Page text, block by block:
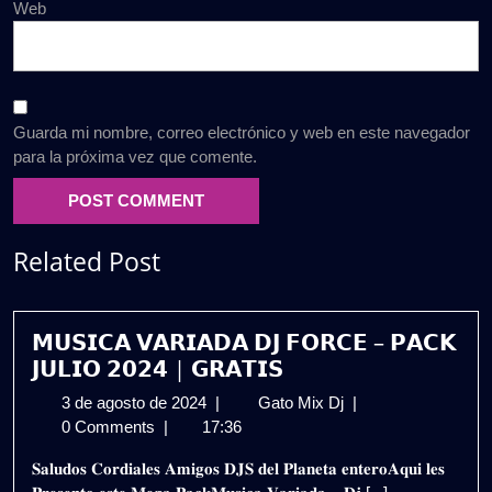
Web
Guarda mi nombre, correo electrónico y web en este navegador
para la próxima vez que comente.
Related Post
𝗠𝗨𝗦𝗜𝗖𝗔 𝗩𝗔𝗥𝗜𝗔𝗗𝗔 𝗗𝗝 𝗙𝗢𝗥𝗖𝗘 – 𝗣𝗔𝗖𝗞
𝗝𝗨𝗟𝗜𝗢 𝟮𝟬𝟮𝟰 | 𝗚𝗥𝗔𝗧𝗜𝗦
3 de agosto de 2024 3
de
de
| Gato Mix Dj 𝗠𝗨𝗦𝗜𝗖𝗔
𝗙𝗢𝗥𝗖𝗘
|
0 Comments | 17:36
𝐒𝐚𝐥𝐮𝐝𝐨𝐬 𝐂𝐨𝐫𝐝𝐢𝐚𝐥𝐞𝐬 𝐀𝐦𝐢𝐠𝐨𝐬 𝐃𝐉𝐒 𝐝𝐞𝐥 𝐏𝐥𝐚𝐧𝐞𝐭𝐚 𝐞𝐧𝐭𝐞𝐫𝐨𝐀𝐪𝐮𝐢 𝐥𝐞𝐬